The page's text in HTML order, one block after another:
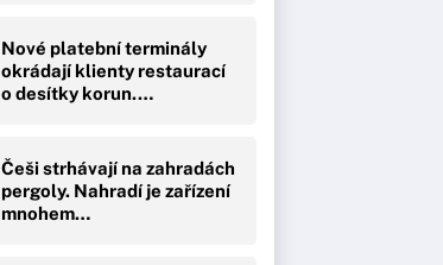
Nové platební terminály
okrádají klienty restaurací
o desítky korun.…
Češi strhávají na zahradách
pergoly. Nahradí je zařízení
mnohem…